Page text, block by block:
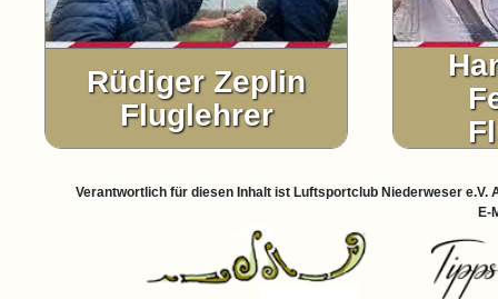
Rüdiger Zeplin
Fluglehrer
Verantwortlich für diesen Inhalt ist Luftsportclub Niederweser e.V.
E-